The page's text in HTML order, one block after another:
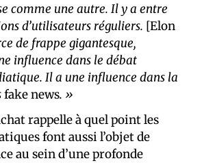
comme une autre. Il y a entre
d’utilisateurs réguliers. [Elon
de frappe gigantesque,
influence dans le débat
Il a une influence dans la
fake news. »
rappelle à quel point les
font aussi l’objet de
au sein d’une profonde